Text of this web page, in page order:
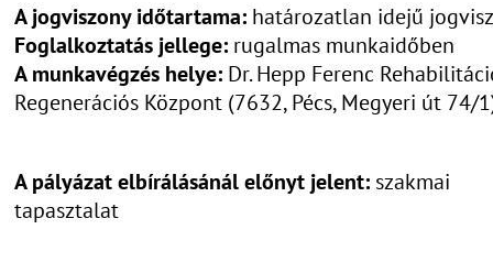
A jogviszony időtartama: határozatlan idejű
Foglalkoztatás jellege: rugalmas munkaidőben
A munkavégzés helye: Dr. Hepp Ferenc
Regenerációs Központ (7632, Pécs, Megyeri út 74/
A pályázat elbírálásánál előnyt jelent: szakmai
tapasztalat